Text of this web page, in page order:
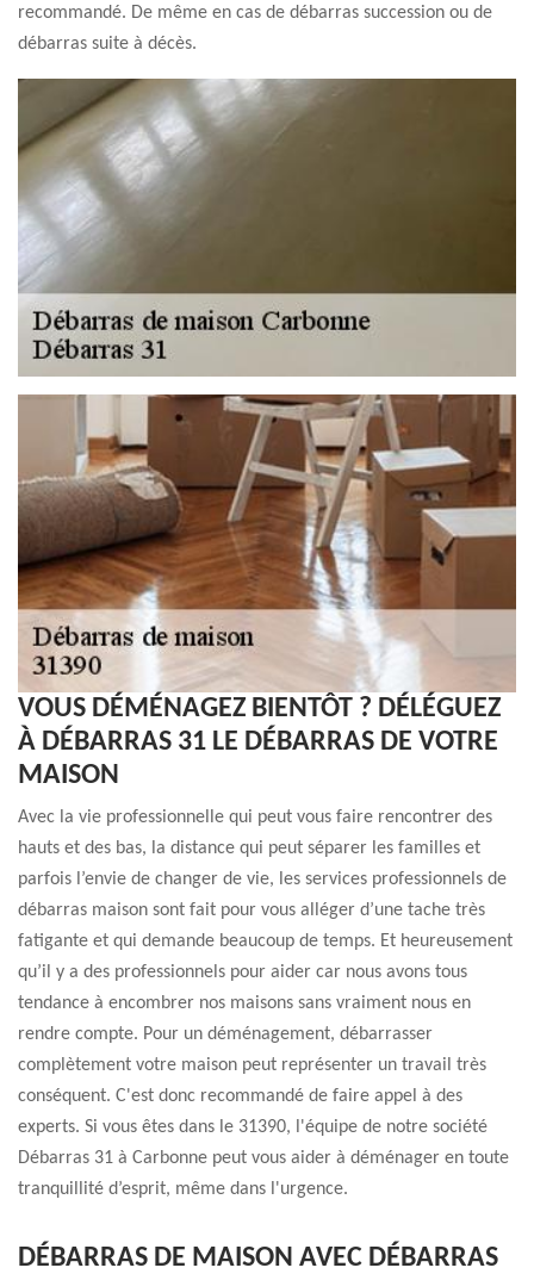
recommandé. De même en cas de débarras succession ou de
débarras suite à décès.
VOUS DÉMÉNAGEZ BIENTÔT ? DÉLÉGUEZ
À DÉBARRAS 31 LE DÉBARRAS DE VOTRE
MAISON
Avec la vie professionnelle qui peut vous faire rencontrer des
hauts et des bas, la distance qui peut séparer les familles et
parfois l’envie de changer de vie, les services professionnels de
débarras maison sont fait pour vous alléger d’une tache très
fatigante et qui demande beaucoup de temps. Et heureusement
qu’il y a des professionnels pour aider car nous avons tous
tendance à encombrer nos maisons sans vraiment nous en
rendre compte. Pour un déménagement, débarrasser
complètement votre maison peut représenter un travail très
conséquent. C'est donc recommandé de faire appel à des
experts. Si vous êtes dans le 31390, l'équipe de notre société
Débarras 31 à Carbonne peut vous aider à déménager en toute
tranquillité d’esprit, même dans l'urgence.
DÉBARRAS DE MAISON AVEC DÉBARRAS